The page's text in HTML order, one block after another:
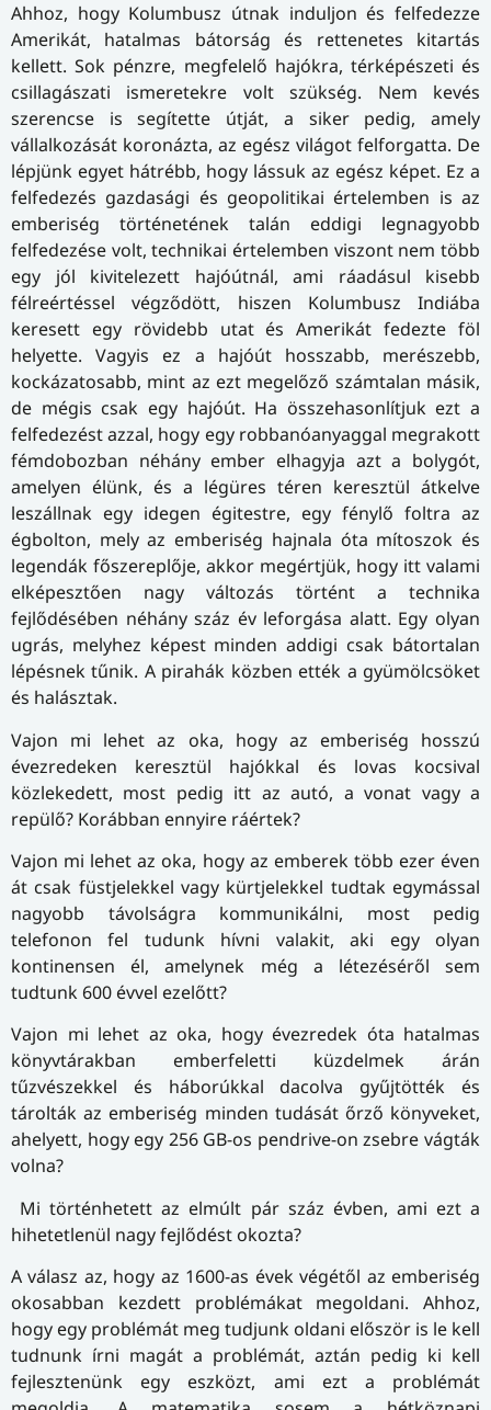
Ahhoz, hogy Kolumbusz útnak induljon és felfedezze
Amerikát, hatalmas bátorság és rettenetes kitartás
kellett. Sok pénzre, megfelelő hajókra, térképészeti és
csillagászati ismeretekre volt szükség. Nem kevés
szerencse is segítette útját, a siker pedig, amely
vállalkozását koronázta, az egész világot felforgatta. De
lépjünk egyet hátrébb, hogy lássuk az egész képet. Ez a
felfedezés gazdasági és geopolitikai értelemben is az
emberiség történetének talán eddigi legnagyobb
felfedezése volt, technikai értelemben viszont nem több
egy jól kivitelezett hajóútnál, ami ráadásul kisebb
félreértéssel végződött, hiszen Kolumbusz Indiába
keresett egy rövidebb utat és Amerikát fedezte föl
helyette. Vagyis ez a hajóút hosszabb, merészebb,
kockázatosabb, mint az ezt megelőző számtalan másik,
de mégis csak egy hajóút. Ha összehasonlítjuk ezt a
felfedezést azzal, hogy egy robbanóanyaggal megrakott
fémdobozban néhány ember elhagyja azt a bolygót,
amelyen élünk, és a légüres téren keresztül átkelve
leszállnak egy idegen égitestre, egy fénylő foltra az
égbolton, mely az emberiség hajnala óta mítoszok és
legendák főszereplője, akkor megértjük, hogy itt valami
elképesztően nagy változás történt a technika
fejlődésében néhány száz év leforgása alatt. Egy olyan
ugrás, melyhez képest minden addigi csak bátortalan
lépésnek tűnik. A pirahák közben ették a gyümölcsöket
és halásztak.
Vajon mi lehet az oka, hogy az emberiség hosszú
évezredeken keresztül hajókkal és lovas kocsival
közlekedett, most pedig itt az autó, a vonat vagy a
repülő? Korábban ennyire ráértek?
Vajon mi lehet az oka, hogy az emberek több ezer éven
át csak füstjelekkel vagy kürtjelekkel tudtak egymással
nagyobb távolságra kommunikálni, most pedig
telefonon fel tudunk hívni valakit, aki egy olyan
kontinensen él, amelynek még a létezéséről sem
tudtunk 600 évvel ezelőtt?
Vajon mi lehet az oka, hogy évezredek óta hatalmas
könyvtárakban emberfeletti küzdelmek árán
tűzvészekkel és háborúkkal dacolva gyűjtötték és
tárolták az emberiség minden tudását őrző könyveket,
ahelyett, hogy egy 256 GB-os pendrive-on zsebre vágták
volna?
Mi történhetett az elmúlt pár száz évben, ami ezt a
hihetetlenül nagy fejlődést okozta?
A válasz az, hogy az 1600-as évek végétől az emberiség
okosabban kezdett problémákat megoldani. Ahhoz,
hogy egy problémát meg tudjunk oldani először is le kell
tudnunk írni magát a problémát, aztán pedig ki kell
fejlesztenünk egy eszközt, ami ezt a problémát